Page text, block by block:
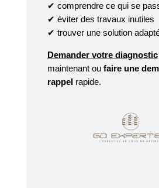
✔ comprendre ce qui se
✔ éviter des travaux inutiles
✔ trouver une solution
Demander votre diagnostic
maintenant ou faire une
rappelrapide.